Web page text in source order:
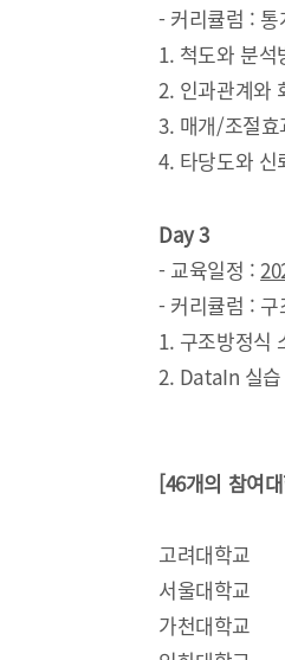
- 커리큘럼 : 통
1. 척도와 분석
2. 인과관계와
3. 매개/조절효
4. 타당도와 신
Day 3
- 교육일정 :
- 커리큘럼 : 구
1. 구조방정식
2. DataIn 실습
[46개의 참여
고려대학교
서울대학교
가천대학교